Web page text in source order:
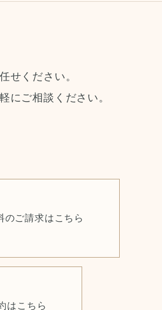
せください。
にご相談ください。
のご請求はこちら
はこちら